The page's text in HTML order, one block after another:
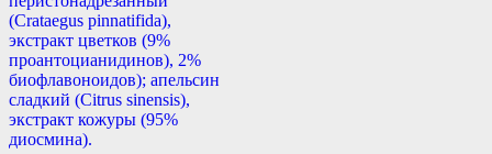
(Crataegus pinnatifida),
экстракт цветков (9%
проантоцианидинов), 2%
биофлавоноидов); апельсин
сладкий (Citrus sinensis),
экстракт кожуры (95%
диосмина).